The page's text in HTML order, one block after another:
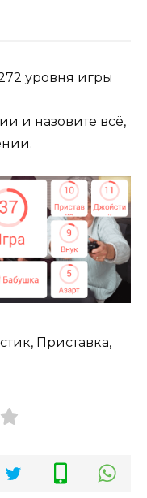
уровня игры
и назовите всё,
Приставка,